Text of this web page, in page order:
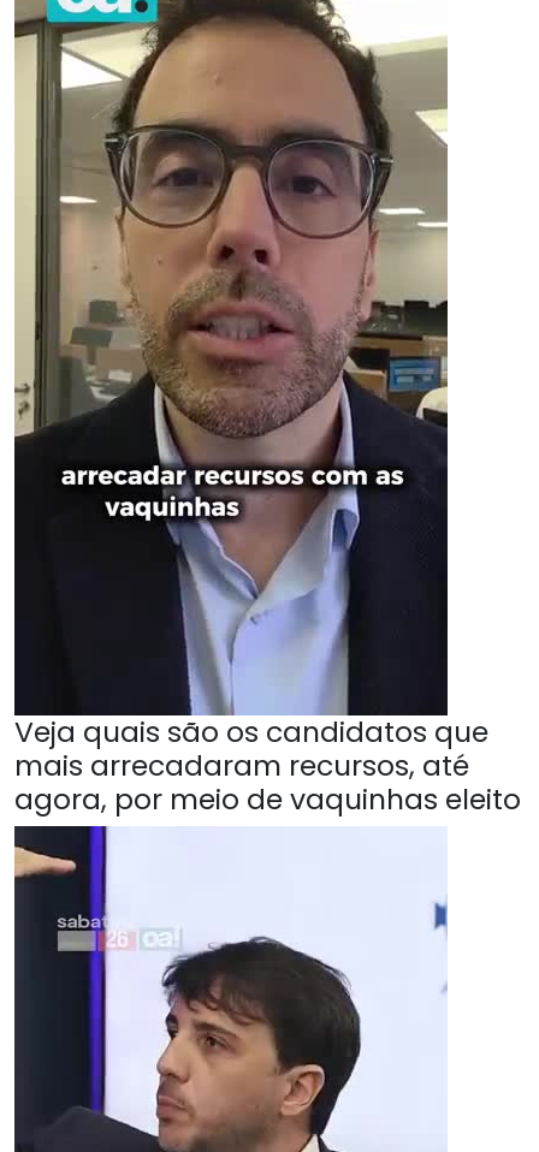
Veja quais são os candidatos que
mais arrecadaram recursos, até
agora, por meio de vaquinhas eleito